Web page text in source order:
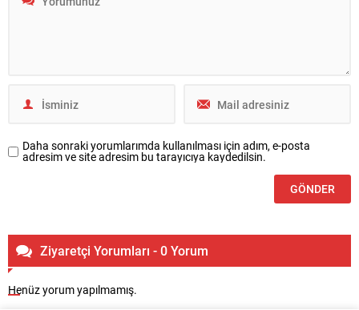
Daha sonraki yorumlarımda kullanılması için adım, e-posta
adresim ve site adresim bu tarayıcıya kaydedilsin.
Ziyaretçi Yorumları - 0 Yorum
Henüz yorum yapılmamış.